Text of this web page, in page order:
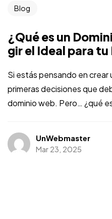
Blog
¿Qué es un
gir el Ideal para
Si estás pensando en crear
primeras decisiones que
dominio web. Pero… ¿qué
UnWebmaster
Mar 23, 2025